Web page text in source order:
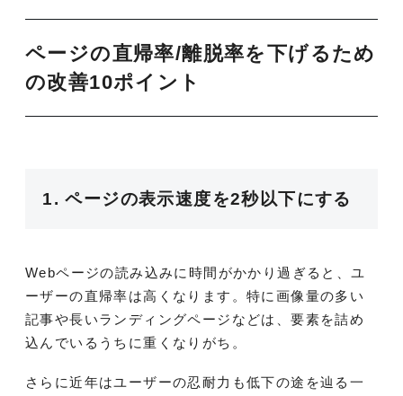
ページの直帰率/離脱率を下げるため
の改善10ポイント
1. ページの表示速度を2秒以下にする
Webページの読み込みに時間がかかり過ぎると、ユ
ーザーの直帰率は高くなります。特に画像量の多い
記事や長いランディングページなどは、要素を詰め
込んでいるうちに重くなりがち。
さらに近年はユーザーの忍耐力も低下の途を辿る一